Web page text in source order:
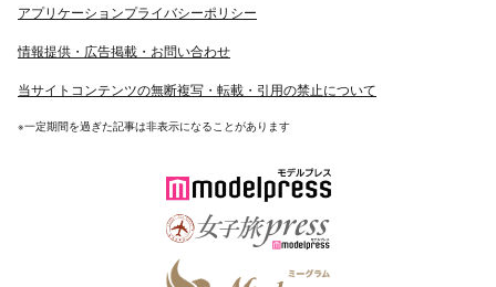
アプリケーションプライバシーポリシー
情報提供・広告掲載・お問い合わせ
当サイトコンテンツの無断複写・転載・引用の禁止について
※一定期間を過ぎた記事は非表示になることがあります